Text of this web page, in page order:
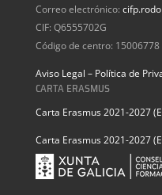
Correo electrónico:
CIF: Q6555702G
Código de centro: 15006778
Aviso Legal – Política de
CARTA ERASMUS
Carta Erasmus 2021-2027
Carta Erasmus 2021-2027